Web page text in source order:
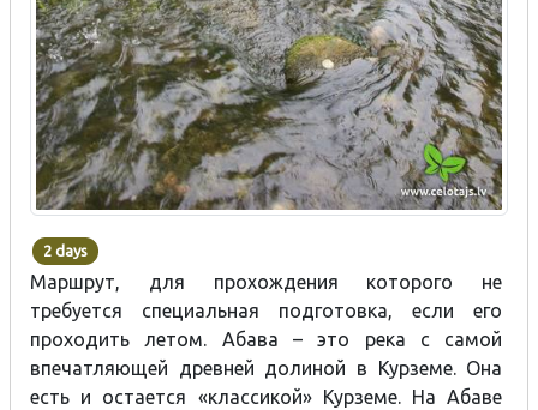
2 days
Маршрут, для прохождения которого не
требуется специальная подготовка, если его
проходить летом. Абава – это река с самой
впечатляющей древней долиной в Курземе. Она
есть и остается «классикой» Курземе. На Абаве